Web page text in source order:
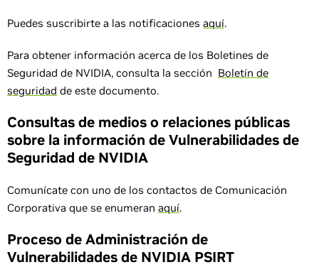
Puedes suscribirte a las notificaciones aquí.
Para obtener información acerca de los Boletines de
Seguridad de NVIDIA, consulta la sección Boletín de
seguridad de este documento.
Consultas de medios o relaciones públicas
sobre la información de Vulnerabilidades de
Seguridad de NVIDIA
Comunícate con uno de los contactos de Comunicación
Corporativa que se enumeran aquí.
Proceso de Administración de
Vulnerabilidades de NVIDIA PSIRT